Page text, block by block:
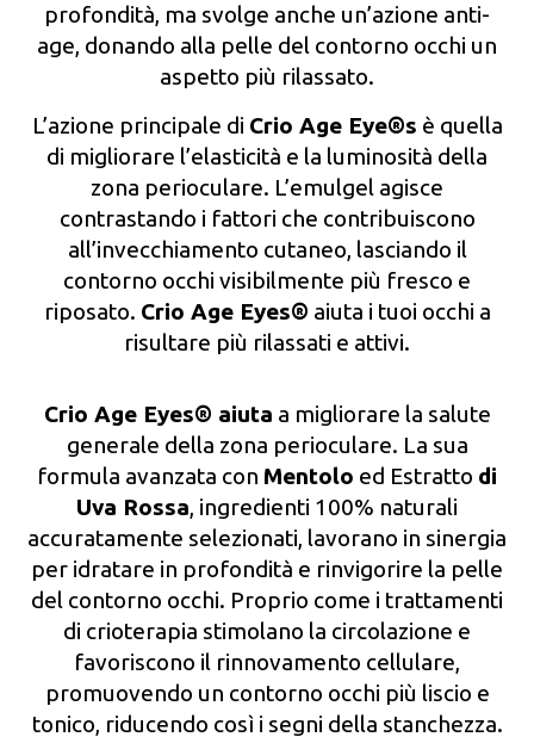
profondità, ma svolge anche un’azione anti-
age, donando alla pelle del contorno occhi un
aspetto più rilassato.
L’azione principale di Crio Age Eye®s è quella
di migliorare l’elasticità e la luminosità della
zona perioculare. L’emulgel agisce
contrastando i fattori che contribuiscono
all’invecchiamento cutaneo, lasciando il
contorno occhi visibilmente più fresco e
riposato. Crio Age Eyes® aiuta i tuoi occhi a
risultare più rilassati e attivi.
Crio Age Eyes® aiuta a migliorare la salute
generale della zona perioculare. La sua
formula avanzata con Mentolo ed Estratto di
Uva Rossa, ingredienti 100% naturali
accuratamente selezionati, lavorano in sinergia
per idratare in profondità e rinvigorire la pelle
del contorno occhi. Proprio come i trattamenti
di crioterapia stimolano la circolazione e
favoriscono il rinnovamento cellulare,
promuovendo un contorno occhi più liscio e
tonico, riducendo così i segni della stanchezza.